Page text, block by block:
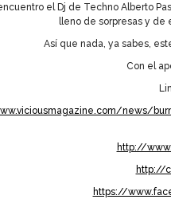
el Dj de Techno Alberto
lleno de sorpresas y de
Así que nada, ya sabes,
Con el
news/
http://
http://
https://